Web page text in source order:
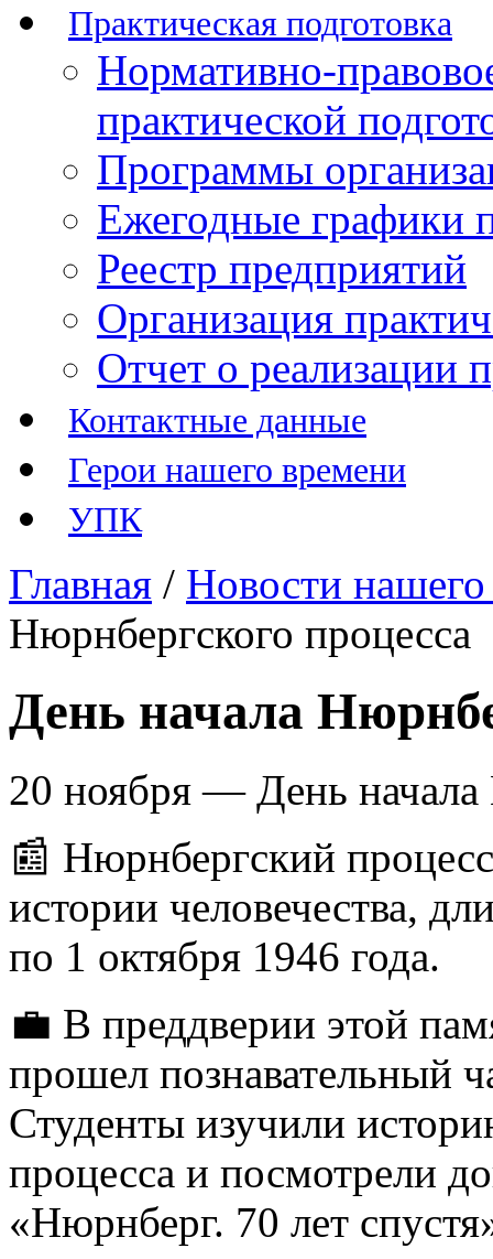
Практическая подготовка
Нормативно-
практической
Программы
Ежегодные графики
Реестр предприятий
Организация
Отчет о реализации
Контактные данные
Герои нашего времени
УПК
Главная / Новости
Нюрнбергского процесса
День начала
20 ноября — День начала
📰 Нюрнбергский
истории человечества,
по 1 октября 1946 года.
💼 В преддверии этой
прошел познавательный
Студенты изучили
процесса и посмотрели
«Нюрнберг. 70 лет